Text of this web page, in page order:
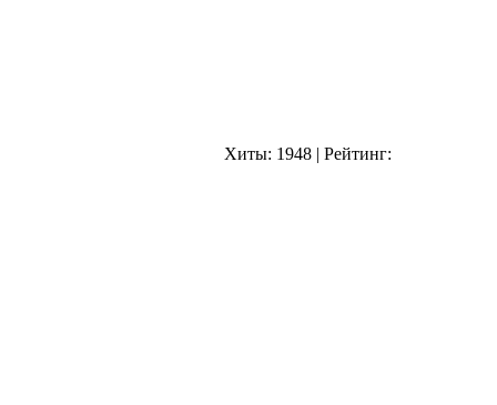
Хиты: 1948 | Рейтинг: